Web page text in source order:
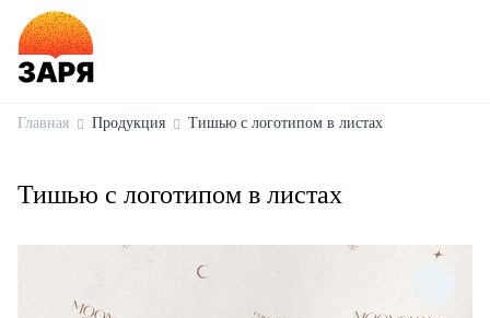
Главная Продукция Тишью с логотипом в листах
Тишью с логотипом в листах